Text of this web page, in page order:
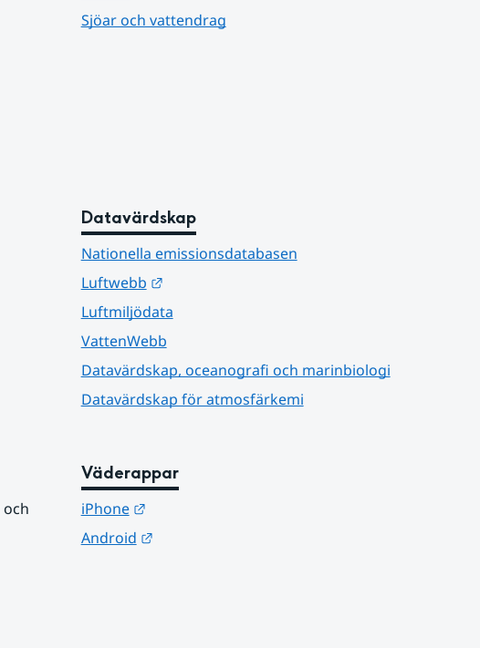
Sjöar och vattendrag
Datavärdskap
Nationella emissionsdatabasen
Luftwebb
Länk till annan webbplats.
Luftmiljödata
VattenWebb
Datavärdskap, oceanografi och marinbiologi
Datavärdskap för atmosfärkemi
Väderappar
iPhone
Länk till annan webbplats.
Android
Länk till annan webbplats.